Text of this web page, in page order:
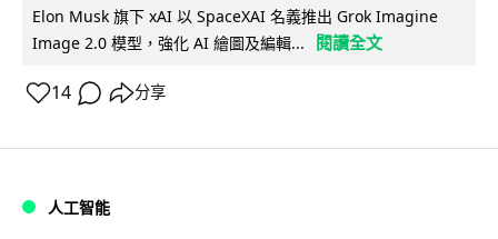
Elon Musk 旗下 xAI 以 SpaceXAI 名義推出 Grok Imagine
Image 2.0 模型，強化 AI 繪圖及編輯...
閱讀全文
14 分享
人工智能